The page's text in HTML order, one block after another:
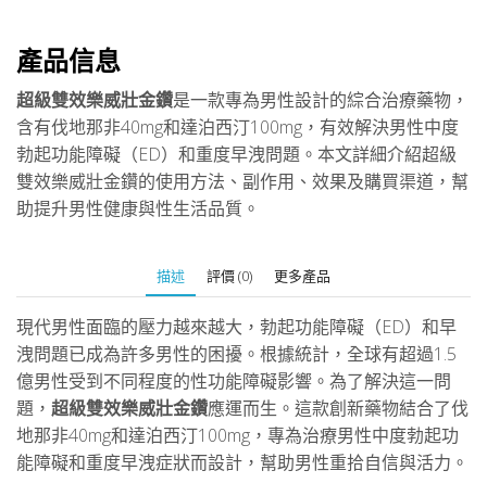
決
男
性
中
度
功
礙
與
重
度
早
產品信息
超級雙效樂威壯金鑽是一款專為男性設計的綜合治療藥物，
含有伐地那非40mg和達泊西汀100mg，有效解決男性中度
勃起功能障礙（ED）和重度早洩問題。本文詳細介紹超級
雙效樂威壯金鑽的使用方法、副作用、效果及購買渠道，幫
助提升男性健康與性生活品質。
描述 評價 (0) 更多產品
現代男性面臨的壓力越來越大，勃起功能障礙（ED）和早
洩問題已成為許多男性的困擾。根據統計，全球有超過1.5
億男性受到不同程度的性功能障礙影響。為了解決這一問
題， 超級雙效樂威壯金鑽應運而生。這款創新藥物結合了伐
地那非40mg和達泊西汀100mg，專為治療男性中度勃起功
能障礙和重度早洩症狀而設計，幫助男性重拾自信與活力。